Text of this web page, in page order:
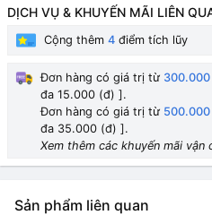
DỊCH VỤ & KHUYẾN MÃI LIÊN
Cộng thêm 4 điểm tích lũy
Đơn hàng có giá trị từ 300.000
đa 15.000 (đ) ].
Đơn hàng có giá trị từ 500.000
đa 35.000 (đ) ].
Xem thêm các khuyến mãi vận
Sản phẩm liên quan